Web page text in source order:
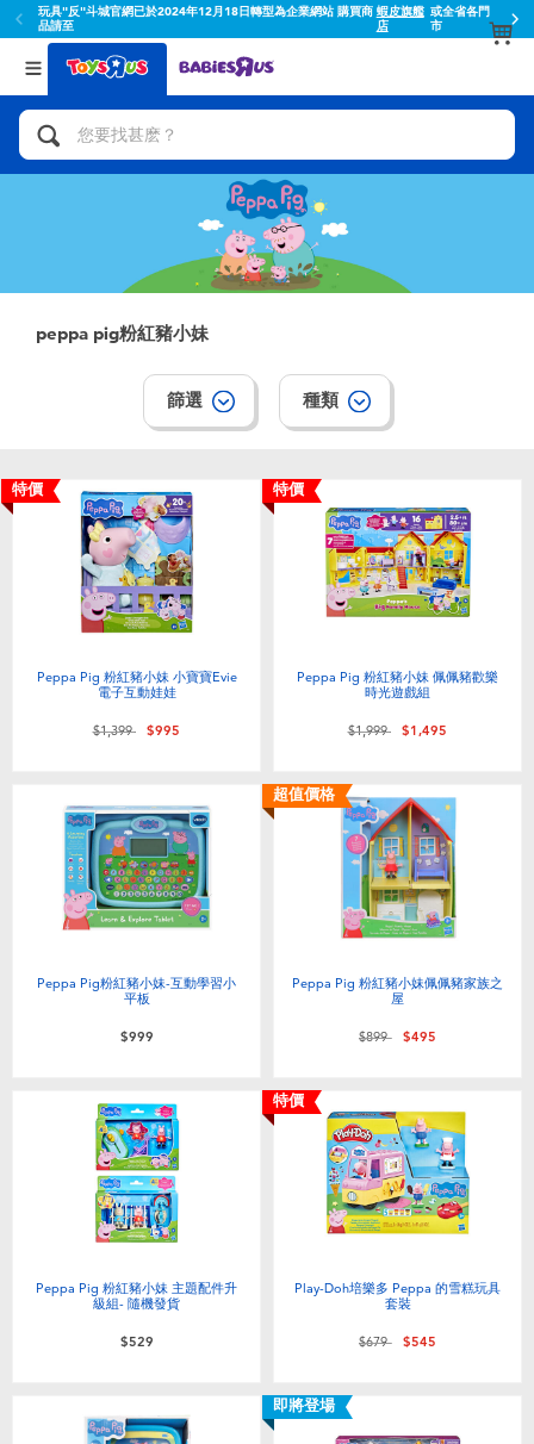
玩具"反"斗城官網已於2024年12月18日轉型為企業網站 購買商
品請至
蝦皮旗艦
店
或全省各門
市
返回
分類目錄
人氣英雄,角色扮演,射擊玩具
腳踏車,滑板車,騎乘車
拼砌組合及樂高LEGO
玩具車,貨車,火車及遙控系列
手工藝,文具,蠟筆,泥膠,畫板
電子玩具
遊戲及拼圖系列
益智學習玩具
派對用品
角色扮演及造型系列
電池
任天堂 Switch
盲盒
生活雜貨
返回
品牌
Toy Story玩具總動員
Super Mario超級瑪利歐
52TOYS
Fuggler
Miniso名創優品
LEGO樂高
Barbie芭比
Disney Frozen迪士尼冰雪奇緣
NERF熱火
Play-Doh培樂多
peppa pig粉紅豬小妹
篩選 種類
特價
Peppa Pig 粉紅豬小妹 小寶寶Evie
電子互動娃娃
價格從
$1,399至$995
特價
Peppa Pig 粉紅豬小妹 佩佩豬歡樂
時光遊戲組
價格從
$1,999至$1,495
Peppa Pig粉紅豬小妹-互動學習小
平板
$999
超值價格
Peppa Pig 粉紅豬小妹佩佩豬家族之
屋
價格從
$899至$495
Peppa Pig 粉紅豬小妹 主題配件升
級組- 隨機發貨
$529
特價
Play-Doh培樂多 Peppa 的雪糕玩具
套裝
價格從
$679至$545
即將登場